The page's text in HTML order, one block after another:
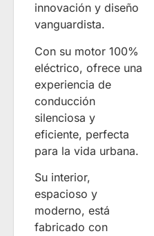
innovación y diseño
vanguardista.
Con su motor 100%
eléctrico, ofrece una
experiencia de
conducción
silenciosa y
eficiente, perfecta
para la vida urbana.
Su interior,
espacioso y
moderno, está
fabricado con